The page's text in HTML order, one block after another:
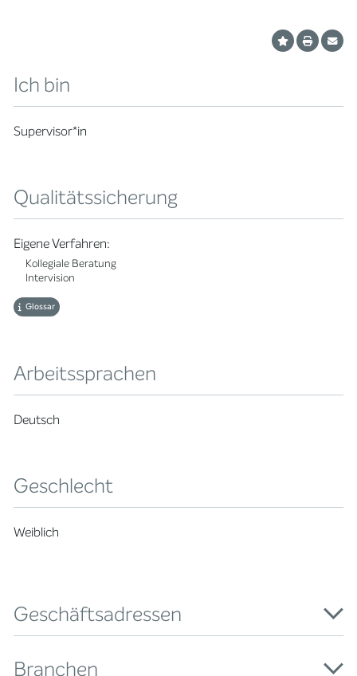
Ich bin
Supervisor*in
Qualitätssicherung
Eigene Verfahren:
Kollegiale Beratung
Intervision
Glossar
Arbeitssprachen
Deutsch
Geschlecht
Weiblich
Geschäftsadressen
Branchen